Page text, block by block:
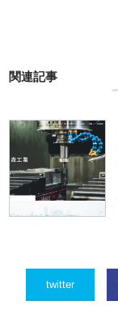
関連記事
twitter